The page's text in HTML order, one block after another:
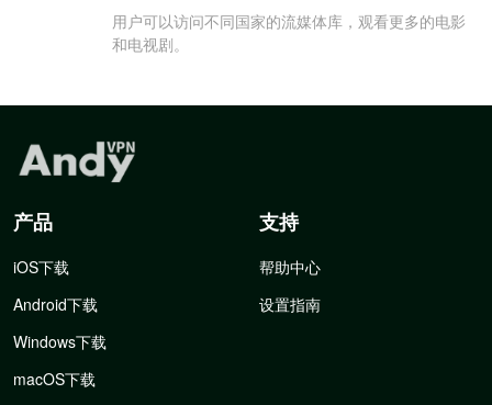
用户可以访问不同国家的流媒体库，观看更多的电影
和电视剧。
产品
iOS下载
Android下载
Windows下载
macOS下载
支持
帮助中心
设置指南